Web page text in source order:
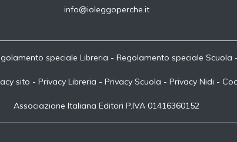
info@ioleggoperche.it
speciale Libreria - Regolamento speciale Scuola -
sito - Privacy Libreria - Privacy Scuola - Privacy Nidi -
Associazione Italiana Editori P.IVA 01416360152